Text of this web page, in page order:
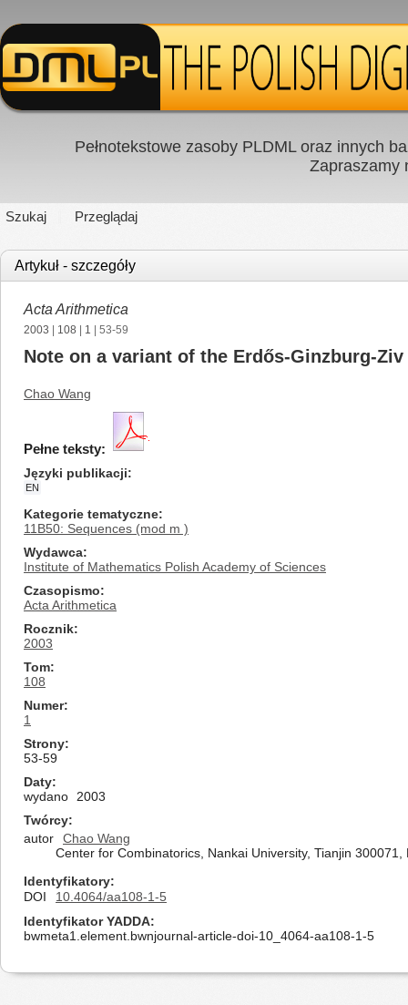
Pełnotekstowe zasoby PLDML oraz innych
Zapraszamy
Szukaj Przeglądaj
Artykuł - szczegóły
Acta Arithmetica
2003 108 1 | 53-59
Note on a variant of the Erdős-Ginzburg-
Chao Wang
Pełne teksty:
Języki publikacji
EN
Kategorie tematyczne
11B50: Sequences (mod m )
Wydawca
Institute of Mathematics Polish Academy of Sciences
Czasopismo
Acta Arithmetica
Rocznik
2003
Tom
108
Numer
1
Strony
53-59
Daty
wydano
2003
Twórcy
autor
Chao Wang
Center for Combinatorics, Nankai University, Tianjin 300071,
Identyfikatory
DOI
10.4064/aa108-1-5
Identyfikator YADDA
bwmeta1.element.bwnjournal-article-doi-10_4064-aa108-1-5